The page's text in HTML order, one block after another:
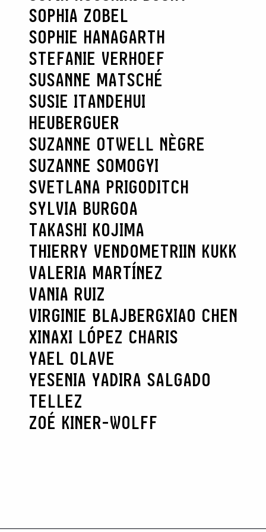
SOPHIA ZOBEL
SOPHIE HANAGARTH
STEFANIE VERHOEF
SUSANNE MATSCHÉ
SUSIE ITANDEHUI
HEUBERGUER
SUZANNE OTWELL NÈGRE
SUZANNE SOMOGYI
SVETLANA PRIGODITCH
SYLVIA BURGOA
TAKASHI KOJIMA
THIERRY VENDOMETRIIN KUKK
VALERIA MARTÍNEZ
VANIA RUIZ
VIRGINIE BLAJBERGXIAO CHEN
XINAXI LÓPEZ CHARIS
YAEL OLAVE
YESENIA YADIRA SALGADO
TELLEZ
ZOÉ KINER-WOLFF